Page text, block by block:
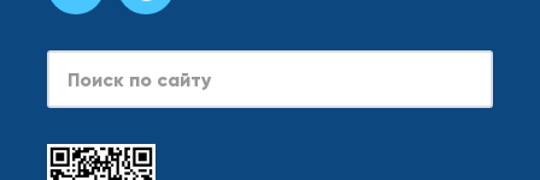
Search